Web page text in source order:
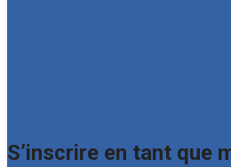
S’inscrire en tant que